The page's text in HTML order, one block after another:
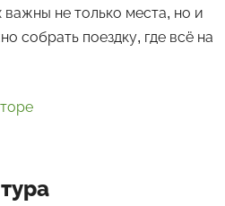
важны не только места, но и
собрать поездку, где всё на